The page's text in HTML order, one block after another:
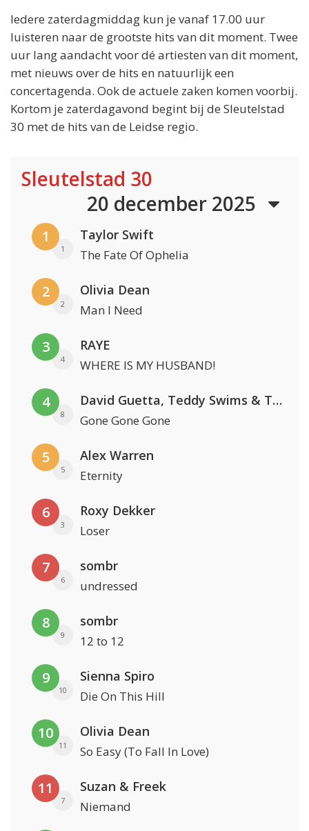
Iedere zaterdagmiddag kun je vanaf 17.00 uur
luisteren naar de grootste hits van dit moment. Twee
uur lang aandacht voor dé artiesten van dit moment,
met nieuws over de hits en natuurlijk een
concertagenda. Ook de actuele zaken komen voorbij.
Kortom je zaterdagavond begint bij de Sleutelstad
30 met de hits van de Leidse regio.
Sleutelstad 30
20 december 2025
1
1
Taylor Swift
The Fate Of Ophelia
2
2
Olivia Dean
Man I Need
3
4
RAYE
WHERE IS MY HUSBAND!
4
8
David Guetta, Teddy Swims & Tones And I
Gone Gone Gone
5
5
Alex Warren
Eternity
6
3
Roxy Dekker
Loser
7
6
sombr
undressed
8
9
sombr
12 to 12
9
10
Sienna Spiro
Die On This Hill
10
11
Olivia Dean
So Easy (To Fall In Love)
11
7
Suzan & Freek
Niemand